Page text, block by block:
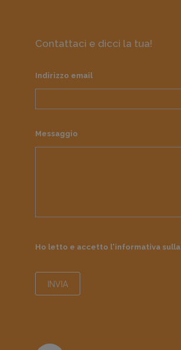
Contattaci e dicci la tua!
Indirizzo email
Messaggio
Ho letto e accetto l'informativa sulla